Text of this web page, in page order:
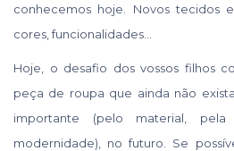
conhecemos hoje. Novos tecidos
cores, funcionalidades…
Hoje, o desafio dos vossos filhos
peça de roupa que ainda não
importante (pelo material, pela
modernidade), no futuro. Se